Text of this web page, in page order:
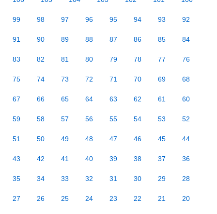
99 98 97 96 95 94 93 92
91 90 89 88 87 86 85 84
83 82 81 80 79 78 77 76
75 74 73 72 71 70 69 68
67 66 65 64 63 62 61 60
59 58 57 56 55 54 53 52
51 50 49 48 47 46 45 44
43 42 41 40 39 38 37 36
35 34 33 32 31 30 29 28
27 26 25 24 23 22 21 20